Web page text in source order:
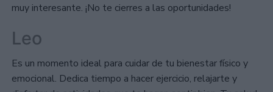
muy interesante. ¡No te cierres a las oportunidades!
Leo
Es un momento ideal para cuidar de tu bienestar físico y
emocional. Dedica tiempo a hacer ejercicio, relajarte y